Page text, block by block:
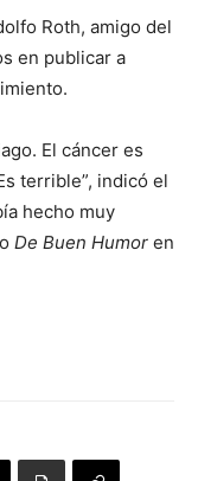
Roth, amigo del
en publicar a
El cáncer es
terrible”, indicó el
hecho muy
De Buen Humor en